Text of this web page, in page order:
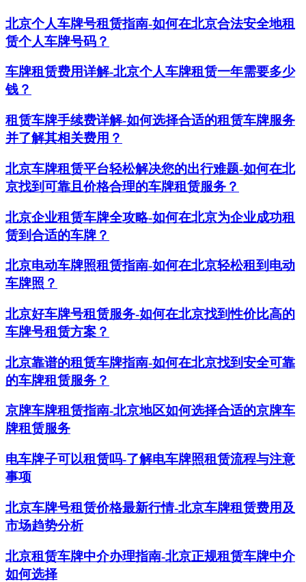
北京个人车牌号租赁指南-如何在北京合法安全地租
赁个人车牌号码？
车牌租赁费用详解-北京个人车牌租赁一年需要多少
钱？
租赁车牌手续费详解-如何选择合适的租赁车牌服务
并了解其相关费用？
北京车牌租赁平台轻松解决您的出行难题-如何在北
京找到可靠且价格合理的车牌租赁服务？
北京企业租赁车牌全攻略-如何在北京为企业成功租
赁到合适的车牌？
北京电动车牌照租赁指南-如何在北京轻松租到电动
车牌照？
北京好车牌号租赁服务-如何在北京找到性价比高的
车牌号租赁方案？
北京靠谱的租赁车牌指南-如何在北京找到安全可靠
的车牌租赁服务？
京牌车牌租赁指南-北京地区如何选择合适的京牌车
牌租赁服务
电车牌子可以租赁吗-了解电车牌照租赁流程与注意
事项
北京车牌号租赁价格最新行情-北京车牌租赁费用及
市场趋势分析
北京租赁车牌中介办理指南-北京正规租赁车牌中介
如何选择